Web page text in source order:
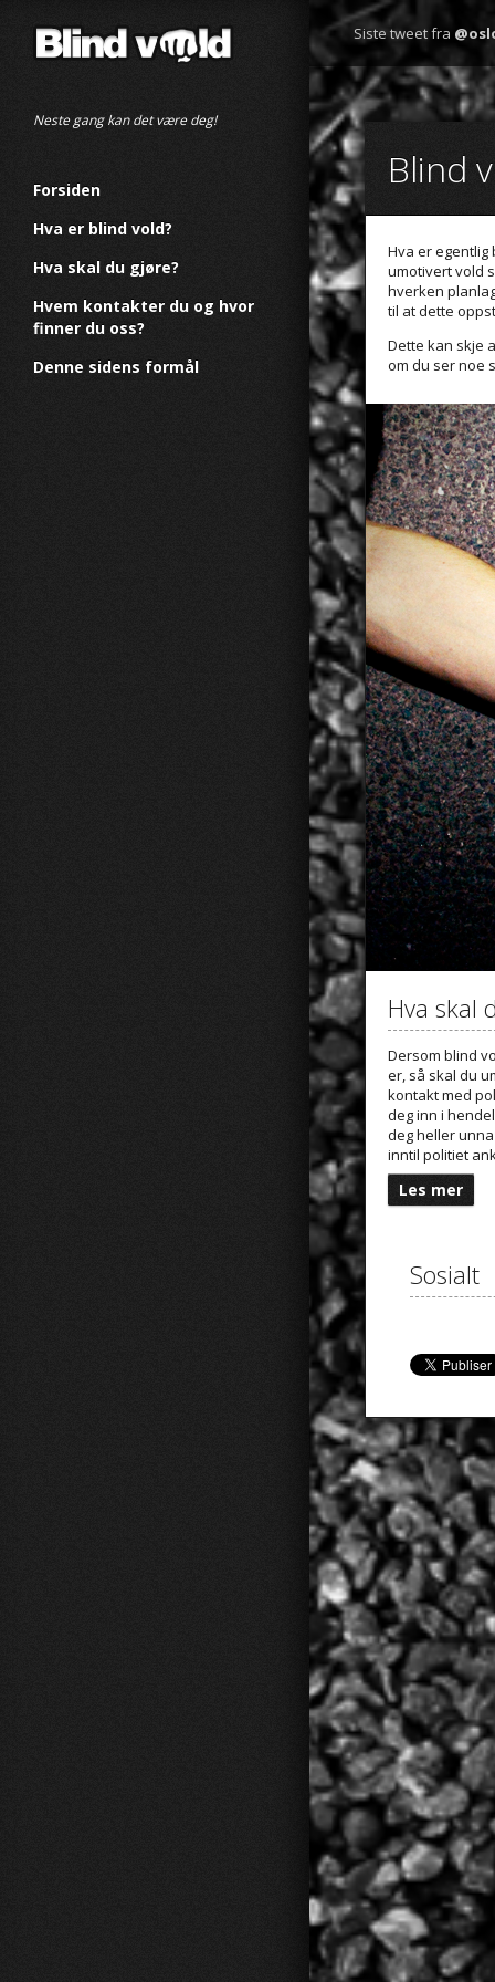
Neste gang kan det være deg!
Forsiden
Hva er blind vold?
Hva skal du gjøre?
Hvem kontakter du og hvor
finner du oss?
Denne sidens formål
Blind
Hva er egentlig
umotivert vold
hverken
til at dette
Dette kan skje
om du ser noe
Hva skal
Dersom blind
er, så skal du
kontakt med
deg inn i
deg heller
inntil politiet
Les mer
Sosialt
Siste tweet fra